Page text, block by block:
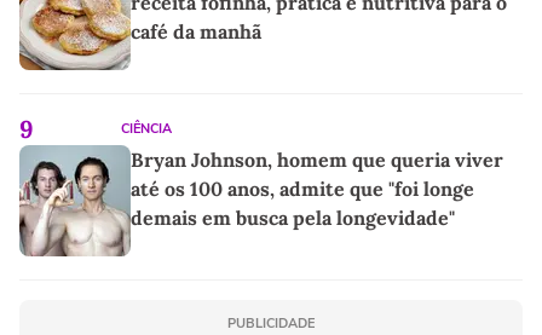
café da manhã
9 CIÊNCIA
Bryan Johnson, homem que queria viver
até os 100 anos, admite que "foi longe
demais em busca pela longevidade"
PUBLICIDADE